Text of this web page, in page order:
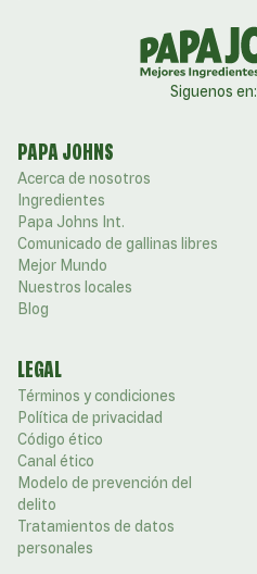
Siguenos en:
PAPA JOHNS
Acerca de nosotros
Ingredientes
Papa Johns Int.
Comunicado de gallinas libres
Mejor Mundo
Nuestros locales
Blog
LEGAL
Términos y condiciones
Política de privacidad
Código ético
Canal ético
Modelo de prevención del
delito
Tratamientos de datos
personales